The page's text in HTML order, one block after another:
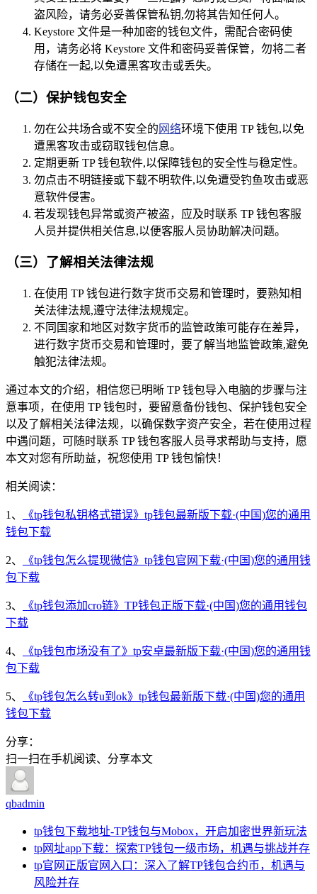
盗风险，请务必妥善保管私钥,勿将其告知任何人。
Keystore 文件是一种加密的钱包文件，需配合密码使
用，请务必将 Keystore 文件和密码妥善保管，勿将二者
存储在一起,以免遭黑客攻击或丢失。
（二）保护钱包安全
勿在公共场合或不安全的 网络环境下使用 TP 钱包,以免
遭黑客攻击或窃取钱包信息。
定期更新 TP 钱包软件,以保障钱包的安全性与稳定性。
勿点击不明链接或下载不明软件,以免遭受钓鱼攻击或恶
意软件侵害。
若发现钱包异常或资产被盗，应及时联系 TP 钱包客服
人员并提供相关信息,以便客服人员协助解决问题。
（三）了解相关法律法规
在使用 TP 钱包进行数字货币交易和管理时，要熟知相
关法律法规,遵守法律法规规定。
不同国家和地区对数字货币的监管政策可能存在差异，
进行数字货币交易和管理时，要了解当地监管政策,避免
触犯法律法规。
通过本文的介绍，相信您已明晰 TP 钱包导入电脑的步骤与注
意事项，在使用 TP 钱包时，要留意备份钱包、保护钱包安全
以及了解相关法律法规，以确保数字资产安全，若在使用过程
中遇问题，可随时联系 TP 钱包客服人员寻求帮助与支持，愿
本文对您有所助益，祝您使用 TP 钱包愉快！
相关阅读：
1、
《tp钱包私钥格式错误》tp钱包最新版下载·(中国)您的通用
钱包下载
2、
《tp钱包怎么提现微信》tp钱包官网下载·(中国)您的通用钱
包下载
3、
《tp钱包添加cro链》TP钱包正版下载·(中国)您的通用钱包
下载
4、
《tp钱包市场没有了》tp安卓最新版下载·(中国)您的通用钱
包下载
5、
《tp钱包怎么转u到ok》tp钱包最新版下载·(中国)您的通用
钱包下载
分享：
扫一扫在手机阅读、分享本文
qbadmin
tp钱包下载地址-TP钱包与Mobox，开启加密世界新玩法
tp网址app下载：探索TP钱包一级市场，机遇与挑战并存
tp官网正版官网入口：深入了解TP钱包合约币，机遇与
风险并存